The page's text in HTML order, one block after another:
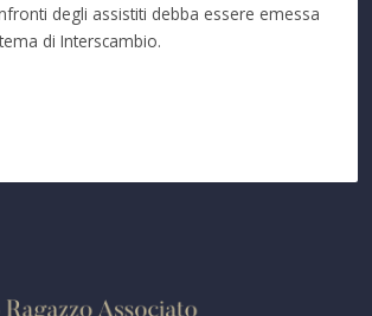
degli assistiti debba essere emessa
di Interscambio.